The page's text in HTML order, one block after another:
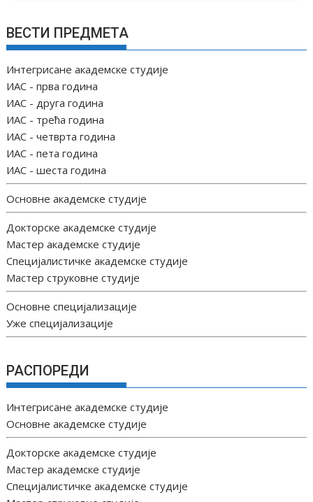
ВЕСТИ ПРЕДМЕТА
Интегрисане академске студије
ИАС - прва година
ИАС - друга година
ИАС - трећа година
ИАС - четврта година
ИАС - пета година
ИАС - шеста година
Основне академске студије
Докторске академске студије
Мастер академске студије
Специјалистичке академске студије
Мастер струковне студије
Основне специјализације
Уже специјализације
РАСПОРЕДИ
Интегрисане академске студије
Основне академске студије
Докторске академске студије
Мастер академске студије
Специјалистичке академске студије